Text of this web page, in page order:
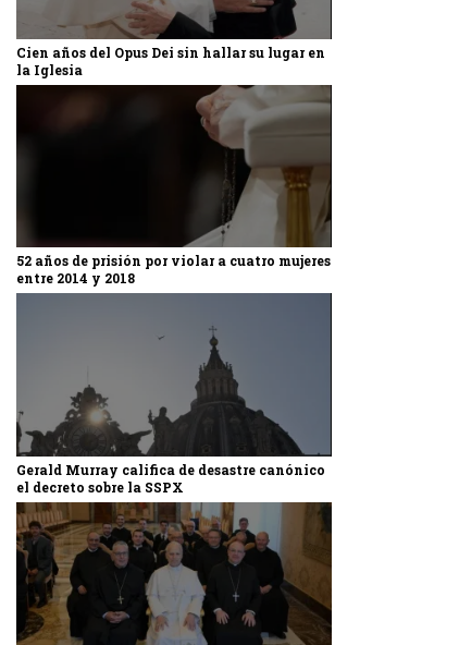
Cien años del Opus Dei sin hallar su lugar en
la Iglesia
52 años de prisión por violar a cuatro mujeres
entre 2014 y 2018
Gerald Murray califica de desastre canónico
el decreto sobre la SSPX